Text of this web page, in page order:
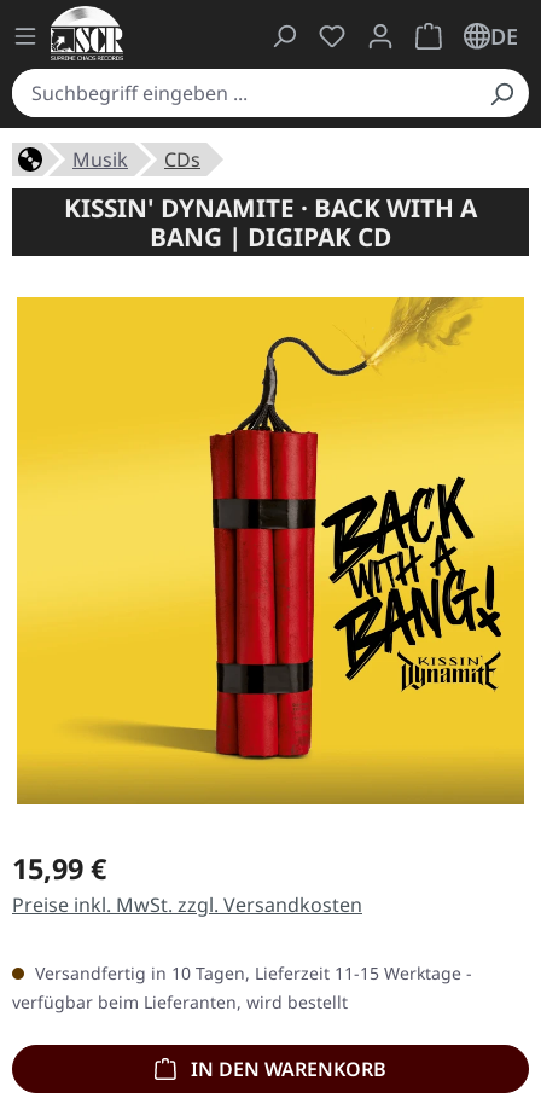
Du hast 0 Produkte
Warenkorb
DE
Musik CDs
KISSIN' DYNAMITE · BACK WITH A
BANG | DIGIPAK CD
Regulärer Preis:
15,99 €
Preise inkl. MwSt. zzgl. Versandkosten
Versandfertig in 10 Tagen, Lieferzeit 11-15 Werktage -
verfügbar beim Lieferanten, wird bestellt
IN DEN WARENKORB